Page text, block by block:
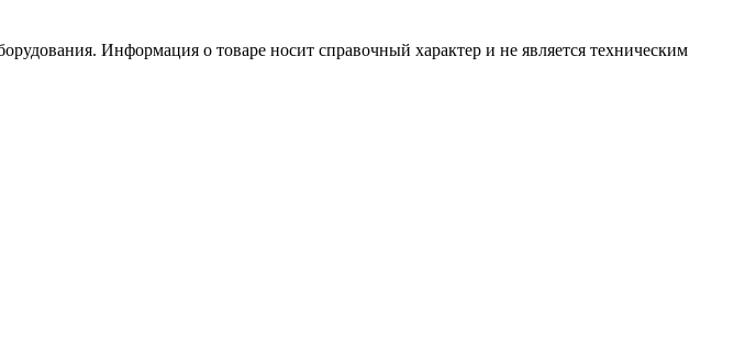
Информация о товаре носит справочный характер и не является техническим